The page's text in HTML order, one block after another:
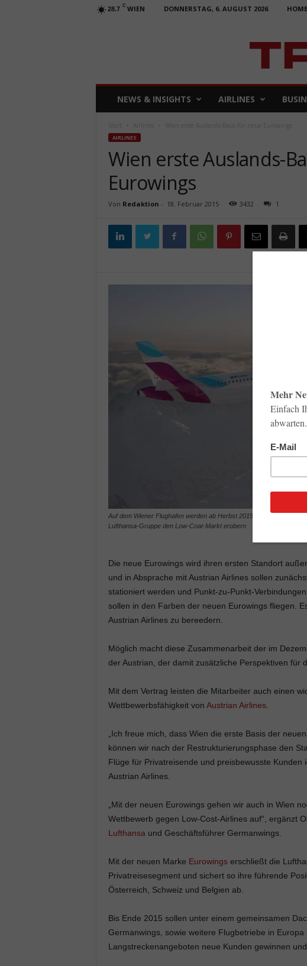
28.7 C WIEN DONNERSTAG, 6. AUGUST 2026 HOME
A
NEWS & INSIGHTS AIRLINES
AIRLINES
Wien erste Auslands-
Eurowings
Von Redaktion - 18. Februar 2015 3432 1
Auf dem Wiener Flughafen werden ab Herbst 2015 zwei Airbus A320
Lufthansa-Gruppe den Low-Coat-Markt erobern
Die neue Eurowings wird ihren ersten Standort
und in Absprache mit Austrian Airlines sollen
stationiert werden und Punkt-zu-Punkt-
sollen in den Farben der neuen Eurowings fliegen.
Austrian Airlines zu bereedern.
Möglich macht diese Zusammenarbeit der im
der Austrian, der damit zusätzliche Perspektiven für
Mit dem Vertrag leisten die Mitarbeiter auch einen
Wettbewerbsfähigkeit von Austrian Airlines.
„Ich freue mich, dass Wien die erste Basis der
können wir nach der Restrukturierungsphase den
Flüge für Privatreisende und preisbewusste Kunden
Austrian Airlines.
„Mit der neuen Eurowings gehen wir auch in Wien
Wettbewerb gegen Low-Cost-Airlines auf“, ergänzt
Lufthansa und Geschäftsführer Germanwings.
Mit der neuen Marke Eurowingserschließt die
Privatreisesegment und sichert so ihre führende
Österreich, Schweiz und Belgien ab.
Bis Ende 2015 sollen unter einem gemeinsamen
Germanwings, sowie weitere Flugbetriebe in
Langstreckenangeboten neue Kunden gewinnen